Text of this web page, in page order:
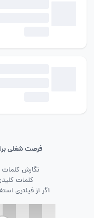
فرصت شغلی
نگارش کلمات
کلمات
اگر از فیلتری